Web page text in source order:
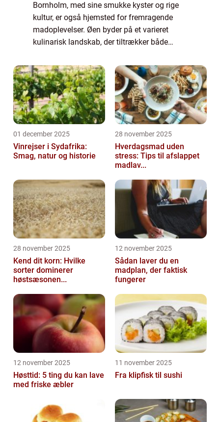
Bornholm, med sine smukke kyster og rige
kultur, er også hjemsted for fremragende
madoplevelser. Øen byder på et varieret
kulinarisk landskab, der tiltrækker både
made...
01 december 2025
Vinrejser i Sydafrika:
Smag, natur og historie
28 november 2025
Hverdagsmad uden
stress: Tips til afslappet
madlav...
28 november 2025
Kend dit korn: Hvilke
sorter dominerer
høstsæsonen...
12 november 2025
Sådan laver du en
madplan, der faktisk
fungerer
12 november 2025
Høsttid: 5 ting du kan lave
med friske æbler
11 november 2025
Fra klipfisk til sushi